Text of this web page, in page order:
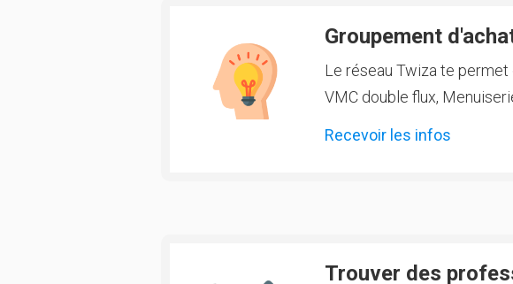
Groupement
Le réseau Twiza te
VMC double flux,
Recevoir les infos
Trouver des